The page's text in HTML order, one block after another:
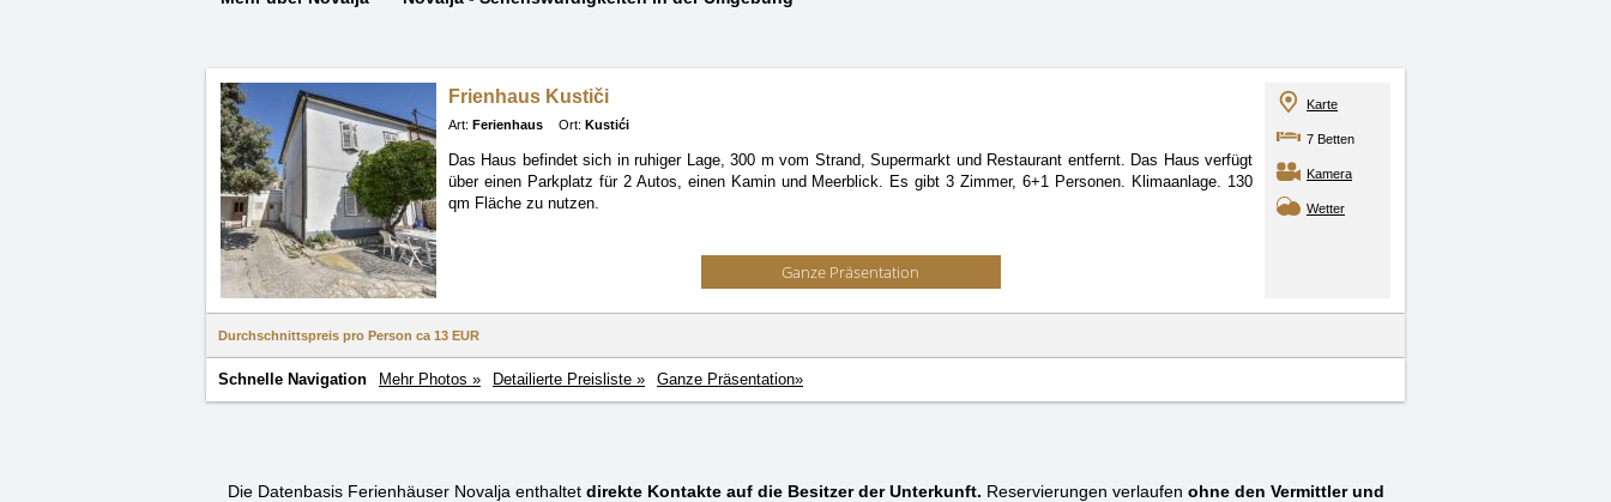
Frienhaus Kustiči
Art: Ferienhaus Ort: Kustići
Das Haus befindet sich in ruhiger Lage, 300 m vom Strand, Supermarkt und Restaurant entfernt. Das Haus verfügt
über einen Parkplatz für 2 Autos, einen Kamin und Meerblick. Es gibt 3 Zimmer, 6+1 Personen. Klimaanlage. 130
qm Fläche zu nutzen.
Ganze Präsentation
Karte
7 Betten
Kamera
Wetter
Durchschnittspreis pro Person ca 13 EUR
Schnelle Navigation Mehr Photos » Detailierte Preisliste » Ganze Präsentation»
Die Datenbasis Ferienhäuser Novalja enthaltet direkte Kontakte auf die Besitzer der Unterkunft. Reservierungen verlaufen ohne den Vermittler und